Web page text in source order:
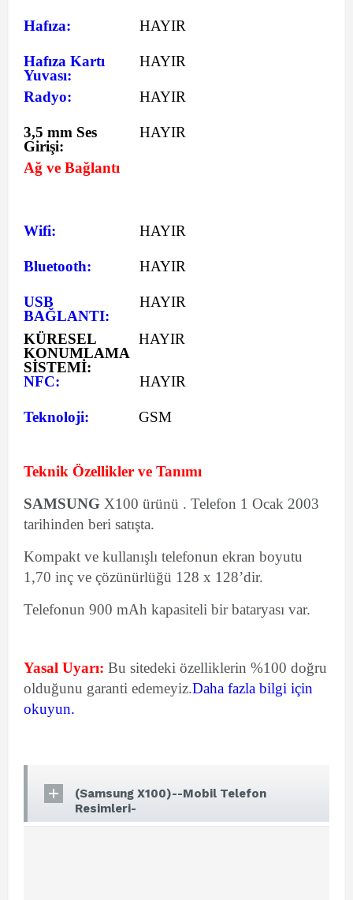
Hafıza: HAYIR
Hafıza Kartı
Yuvası:
HAYIR
Radyo: HAYIR
3,5 mm Ses
Girişi:
HAYIR
Ağ ve Bağlantı
Wifi: HAYIR
Bluetooth: HAYIR
USB
BAĞLANTI:
HAYIR
KÜRESEL
KONUMLAMA
SİSTEMİ:
HAYIR
NFC: HAYIR
Teknoloji: GSM
Teknik Özellikler ve Tanımı
SAMSUNG X100 ürünü . Telefon 1 Ocak 2003
tarihinden beri satışta.
Kompakt ve kullanışlı telefonun ekran boyutu
1,70 inç ve çözünürlüğü 128 x 128’dir.
Telefonun 900 mAh kapasiteli bir bataryası var.
Yasal Uyarı: Bu sitedeki özelliklerin %100 doğru
olduğunu garanti edemeyiz.Daha fazla bilgi için
okuyun.
(Samsung X100)--Mobil Telefon
Resimleri-